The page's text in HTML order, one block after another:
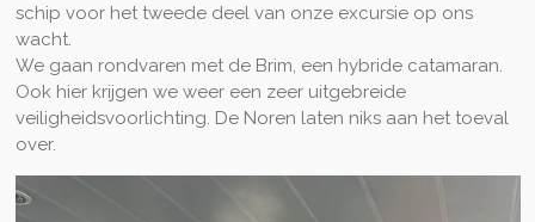
schip voor het tweede deel van onze excursie op ons
wacht.
We gaan rondvaren met de Brim, een hybride catamaran.
Ook hier krijgen we weer een zeer uitgebreide
veiligheidsvoorlichting. De Noren laten niks aan het toeval
over.